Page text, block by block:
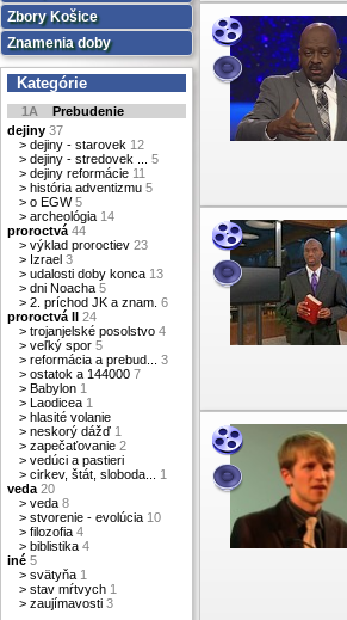
Zbory Košice
Znamenia doby
Kategórie
1A Prebudenie
dejiny 37
> dejiny - starovek 12
> dejiny - stredovek ...
5
> dejiny reformácie 11
> história adventizmu 5
> o EGW 5
> archeológia 14
proroctvá 44
> výklad proroctiev 23
> Izrael 3
> udalosti doby konca 13
> dni Noacha 5
> 2. príchod JK a znam. 6
proroctvá II 24
> trojanjelské posolstvo 4
> veľký spor 5
> reformácia a prebud...
3
> ostatok a 144000 7
> Babylon 1
> Laodicea 1
> hlasité volanie
> neskorý dážď 1
> zapečaťovanie 2
> vedúci a pastieri
> cirkev, štát, sloboda...
1
veda 20
> veda 8
> stvorenie - evolúcia 10
> filozofia 4
> biblistika 4
iné 5
> svätyňa 1
> stav mŕtvych 1
> zaujímavosti 3